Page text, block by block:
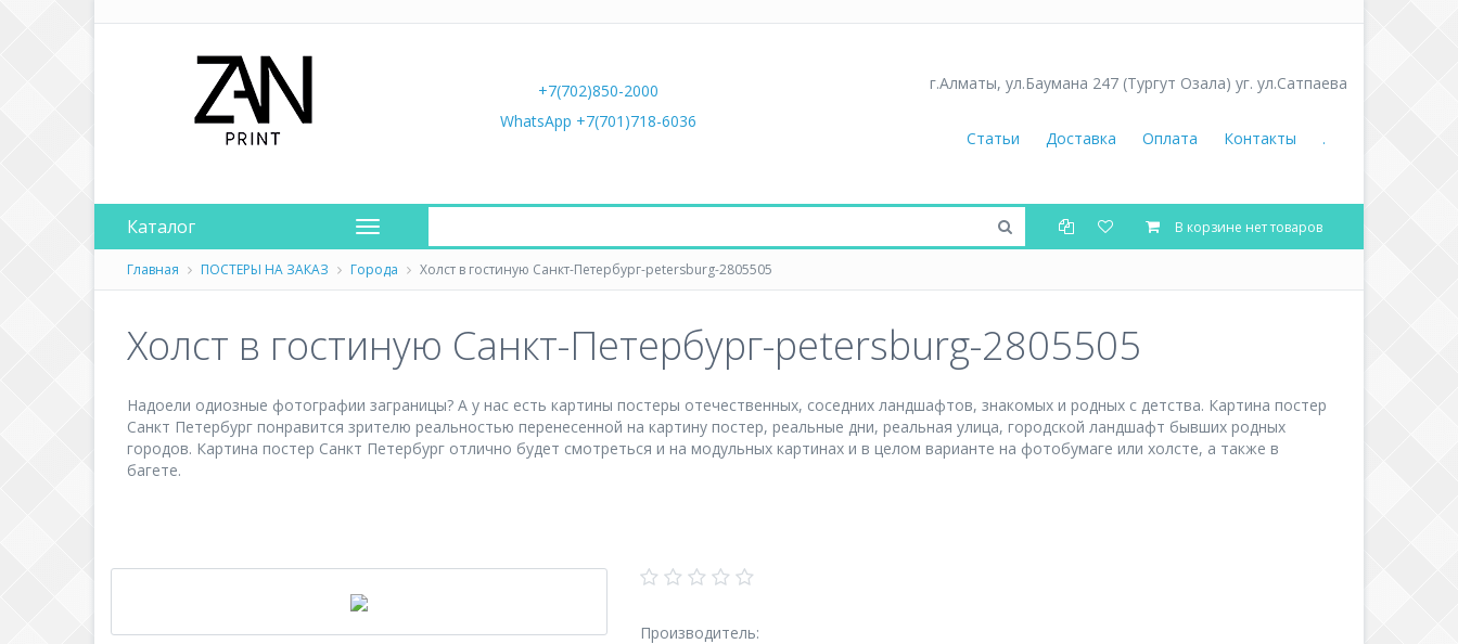
г.Алматы, ул.Баумана 247 (Тургут Озала) уг. ул.Сатпаева
Статьи Доставка Оплата Контакты .
+7(702)850-2000
WhatsApp +7(701)718-6036
Каталог В корзине нет товаров
Главная ПОСТЕРЫ НА ЗАКАЗ Города Холст в гостиную Санкт-Петербург-petersburg-2805505
Холст в гостиную Санкт-Петербург-petersburg-2805505
Надоели одиозные фотографии заграницы? А у нас есть картины постеры отечественных, соседних ландшафтов, знакомых и родных с детства. Картина постер
Санкт Петербург понравится зрителю реальностью перенесенной на картину постер, реальные дни, реальная улица, городской ландшафт бывших родных
городов. Картина постер Санкт Петербург отлично будет смотреться и на модульных картинах и в целом варианте на фотобумаге или холсте, а также в
багете.
Производитель: